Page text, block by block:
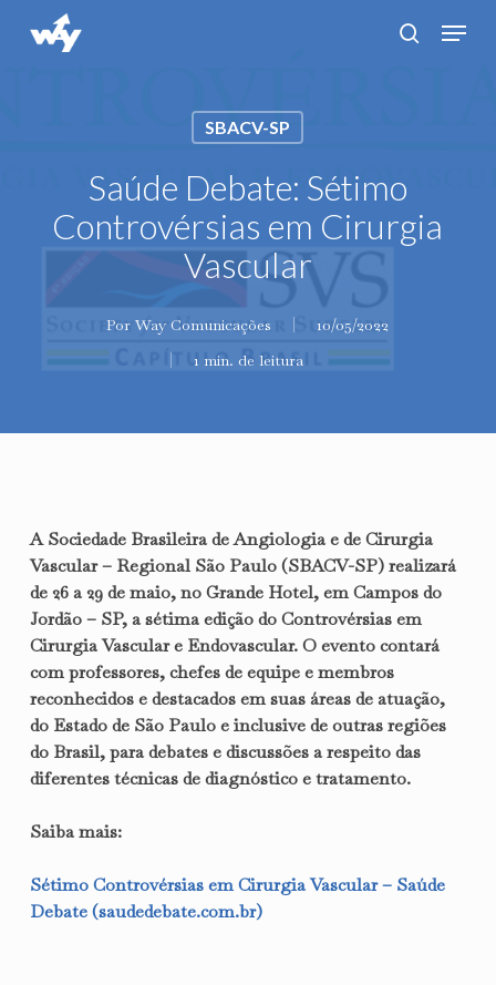
search
Menu
SBACV-SP
Saúde Debate: Sétimo
Controvérsias em Cirurgia
Vascular
Por Way Comunicações
10/05/2022
1 min. de leitura
A Sociedade Brasileira de Angiologia e de Cirurgia
Vascular – Regional São Paulo (SBACV-SP) realizará
de 26 a 29 de maio, no Grande Hotel, em Campos do
Jordão – SP, a sétima edição do Controvérsias em
Cirurgia Vascular e Endovascular. O evento contará
com professores, chefes de equipe e membros
reconhecidos e destacados em suas áreas de atuação,
do Estado de São Paulo e inclusive de outras regiões
do Brasil, para debates e discussões a respeito das
diferentes técnicas de diagnóstico e tratamento.
Saiba mais:
Sétimo Controvérsias em Cirurgia Vascular – Saúde
Debate (saudedebate.com.br)